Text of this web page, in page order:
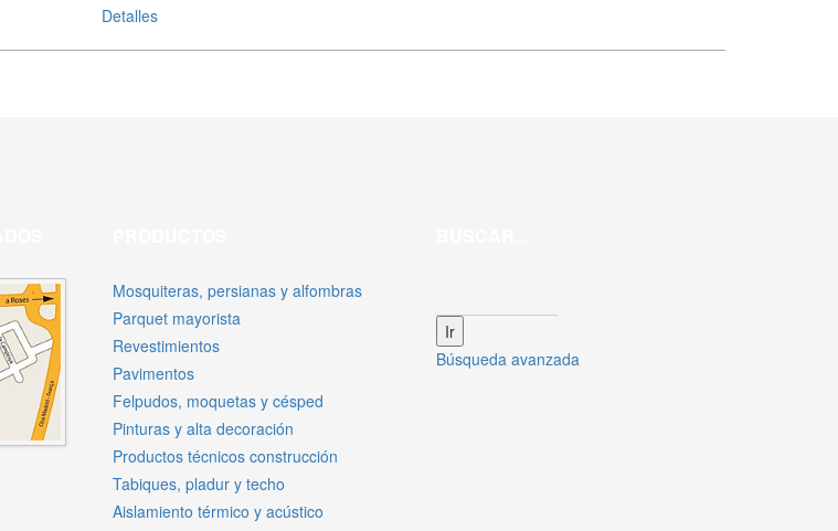
Detalles
Mosquiteras, persianas y alfombras
Parquet mayorista
Revestimientos
Pavimentos
Felpudos, moquetas y césped
Pinturas y alta decoración
Productos técnicos construcción
Tabiques, pladur y techo
Aislamiento térmico y acústico
Búsqueda avanzada